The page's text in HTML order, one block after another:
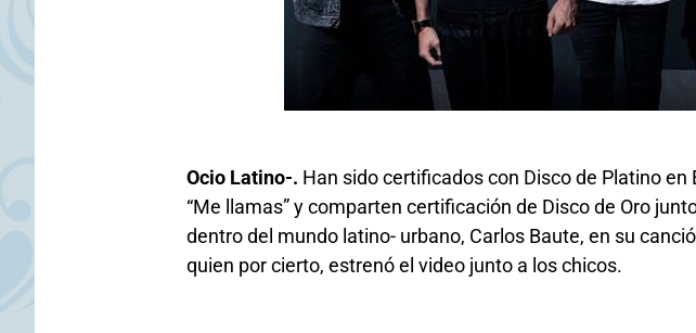
Ocio Latino-. Han sido certificados con Disco de Platino en
“Me llamas” y comparten certificación de Disco de Oro
dentro del mundo latino- urbano, Carlos Baute, en su
quien por cierto, estrenó el video junto a los chicos.